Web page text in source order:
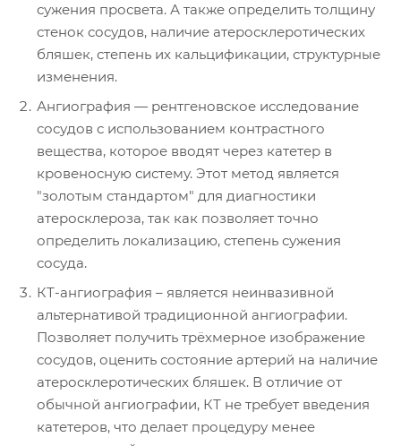
сужения просвета. А также определить толщину
стенок сосудов, наличие атеросклеротических
бляшек, степень их кальцификации, структурные
изменения.
Ангиография — рентгеновское исследование
сосудов с использованием контрастного
вещества, которое вводят через катетер в
кровеносную систему. Этот метод является
"золотым стандартом" для диагностики
атеросклероза, так как позволяет точно
определить локализацию, степень сужения
сосуда.
КТ-ангиография – является неинвазивной
альтернативой традиционной ангиографии.
Позволяет получить трёхмерное изображение
сосудов, оценить состояние артерий на наличие
атеросклеротических бляшек. В отличие от
обычной ангиографии, КТ не требует введения
катетеров, что делает процедуру менее